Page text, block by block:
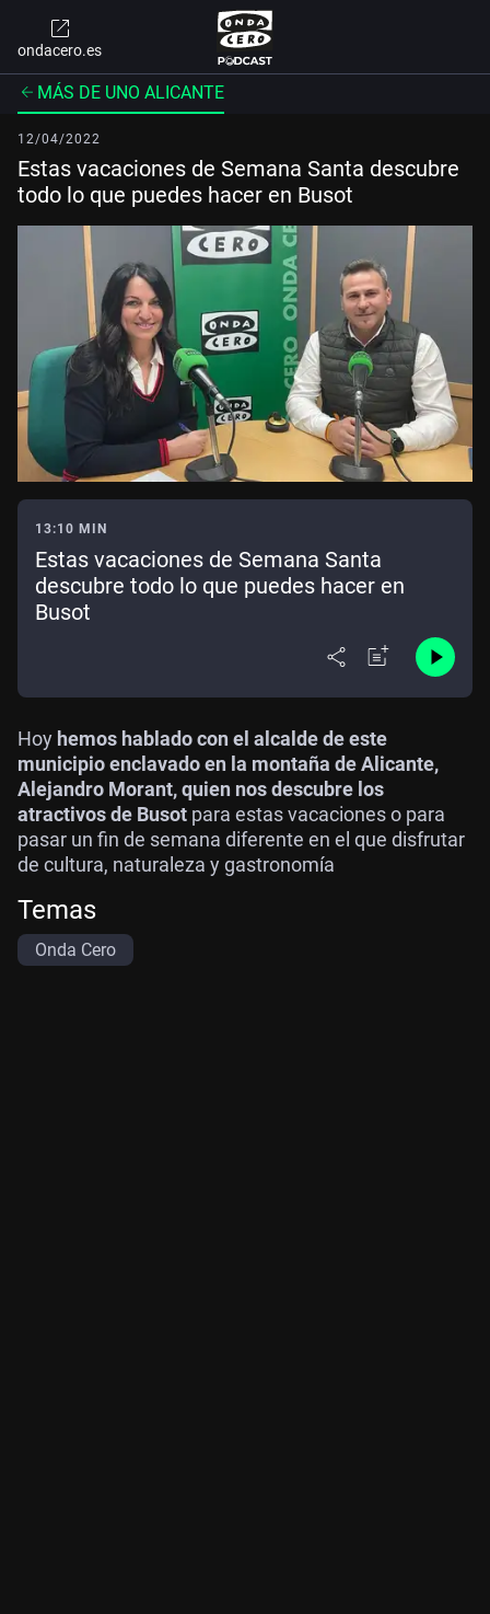
ondacero.es
MÁS DE UNO ALICANTE
12/04/2022
Estas vacaciones de Semana Santa descubre
todo lo que puedes hacer en Busot
13:10 MIN
Estas vacaciones de Semana Santa
descubre todo lo que puedes hacer en
Busot
Hoy hemos hablado con el alcalde de este
municipio enclavado en la montaña de Alicante,
Alejandro Morant, quien nos descubre los
atractivos de Busot para estas vacaciones o para
pasar un fin de semana diferente en el que disfrutar
de cultura, naturaleza y gastronomía
Temas
Onda Cero